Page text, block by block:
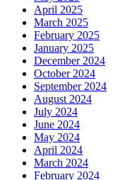
April 2025
March 2025
February 2025
January 2025
December 2024
October 2024
September 2024
August 2024
July 2024
June 2024
May 2024
April 2024
March 2024
February 2024